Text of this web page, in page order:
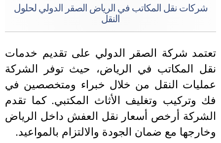
شركات نقل المكاتب في الرياض الصقر الدولي لحلول
النقل
شركة الصقر الدولي على تقديم خدمات
المكاتب في الرياض، حيث توفر الشركة
النقل من خلال خبراء ومتخصصين في
وتركيب وتغليف الأثاث المكتبي. كما تقدم
أرخص أسعار نقل العفش داخل الرياض
مع ضمان الجودة والالتزام بالمواعيد.